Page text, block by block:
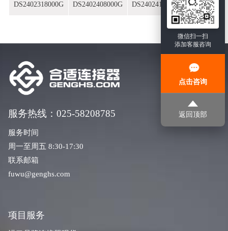
微信扫一扫
添加客服咨询
点击咨询
返回顶部
DS2402318000G DS2402408000G DS2402418000G
服务热线：025-58208785
服务时间
周一至周五 8:30-17:30
联系邮箱
fuwu@genghs.com
项目服务